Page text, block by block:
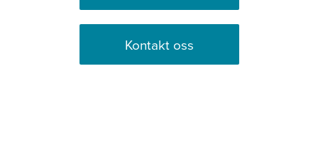
Kontakt oss